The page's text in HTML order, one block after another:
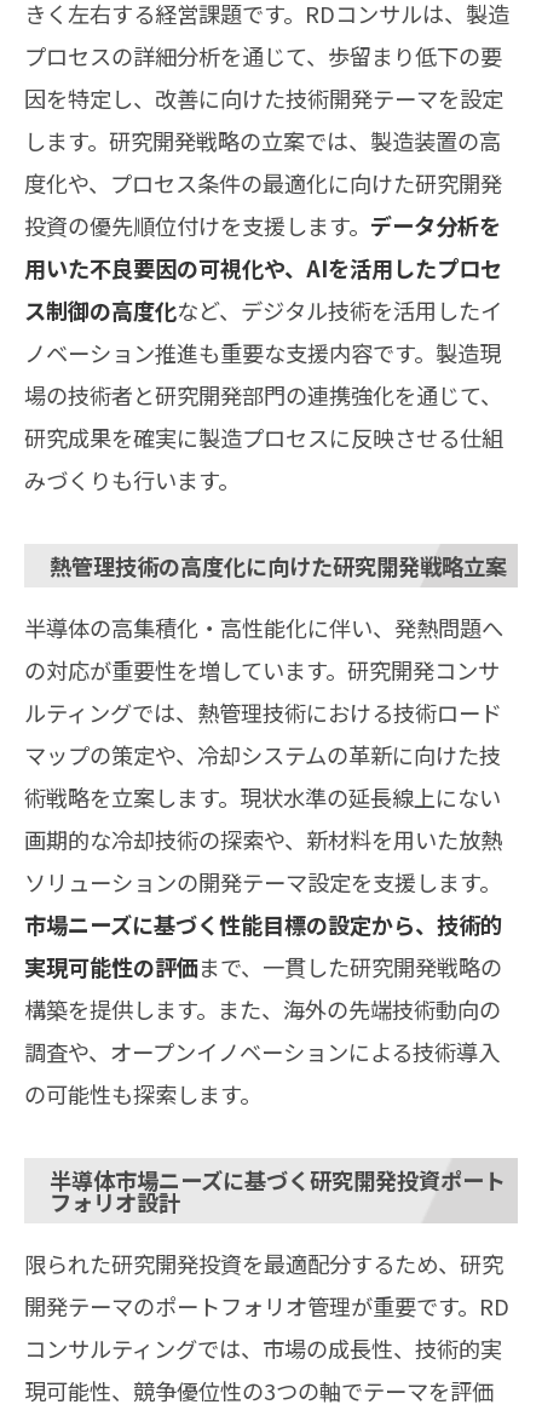
きく左右する経営課題です。RDコンサルは、製造
プロセスの詳細分析を通じて、歩留まり低下の要
因を特定し、改善に向けた技術開発テーマを設定
します。研究開発戦略の立案では、製造装置の高
度化や、プロセス条件の最適化に向けた研究開発
投資の優先順位付けを支援します。 データ分析を
用いた不良要因の可視化や、AIを活用したプロセ
ス制御の高度化など、デジタル技術を活用したイ
ノベーション推進も重要な支援内容です。製造現
場の技術者と研究開発部門の連携強化を通じて、
研究成果を確実に製造プロセスに反映させる仕組
みづくりも行います。
熱管理技術の高度化に向けた研究開発戦略立案
半導体の高集積化・高性能化に伴い、発熱問題へ
の対応が重要性を増しています。研究開発コンサ
ルティングでは、熱管理技術における技術ロード
マップの策定や、冷却システムの革新に向けた技
術戦略を立案します。現状水準の延長線上にない
画期的な冷却技術の探索や、新材料を用いた放熱
ソリューションの開発テーマ設定を支援します。
市場ニーズに基づく性能目標の設定から、技術的
実現可能性の評価まで、一貫した研究開発戦略の
構築を提供します。また、海外の先端技術動向の
調査や、オープンイノベーションによる技術導入
の可能性も探索します。
半導体市場ニーズに基づく研究開発投資ポート
フォリオ設計
限られた研究開発投資を最適配分するため、研究
開発テーマのポートフォリオ管理が重要です。RD
コンサルティングでは、市場の成長性、技術的実
現可能性、競争優位性の3つの軸でテーマを評価